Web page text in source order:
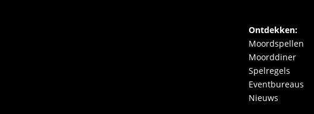
Ontdekken:
Moordspellen
Moorddiner
Spelregels
Eventbureaus
Nieuws